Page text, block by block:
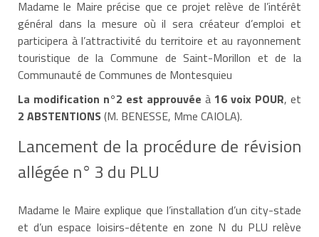
Madame le Maire précise que ce projet relève de l’intérêt
général dans la mesure où il sera créateur d’emploi et
participera à l’attractivité du territoire et au rayonnement
touristique de la Commune de Saint-Morillon et de la
Communauté de Communes de Montesquieu
La modification n°2 est approuvée à 16 voix POUR, et
2 ABSTENTIONS(M. BENESSE, Mme CAIOLA).
Lancement de la procédure de révision
allégée n° 3 du PLU
Madame le Maire explique que l’installation d’un city-stade
et d’un espace loisirs-détente en zone N du PLU relève